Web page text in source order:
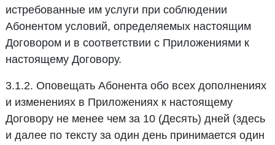
истребованные им услуги при соблюдении
Абонентом условий, определяемых настоящим
Договором и в соответствии с Приложениями к
настоящему Договору.
3.1.2. Оповещать Абонента обо всех дополнениях
и изменениях в Приложениях к настоящему
Договору не менее чем за 10 (Десять) дней (здесь
и далее по тексту за один день принимается один